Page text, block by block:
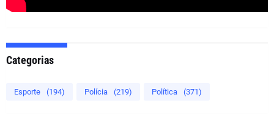
Categorias
Esporte (194) Polícia (219) Política (371)